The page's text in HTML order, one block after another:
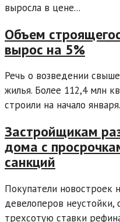
выросла в цене...
Объем
вырос на 5%
Речь о возведении
жилья. Более 112,4 млн
строили на начало
Застройщикам
дома с
санкций
Покупатели новостроек
девелоперов
трехсотую ставки